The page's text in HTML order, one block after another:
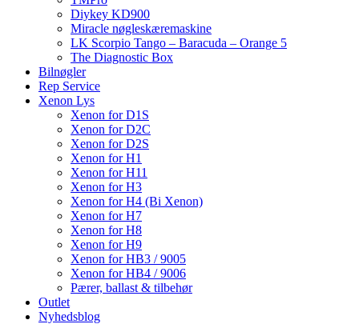
Diykey KD900
Miracle nøgleskæremaskine
LK Scorpio Tango – Baracuda – Orange 5
The Diagnostic Box
Bilnøgler
Rep Service
Xenon Lys
Xenon for D1S
Xenon for D2C
Xenon for D2S
Xenon for H1
Xenon for H11
Xenon for H3
Xenon for H4 (Bi Xenon)
Xenon for H7
Xenon for H8
Xenon for H9
Xenon for HB3 / 9005
Xenon for HB4 / 9006
Pærer, ballast & tilbehør
Outlet
Nyhedsblog